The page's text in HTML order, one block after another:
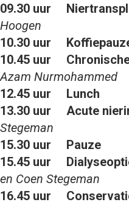
09.30 uur
Hoogen
10.30 uur
10.45 uur
Azam Nurmohammed
12.45 uur
Lunch
13.30 uur
Acute
Stegeman
15.30 uur
Pauze
15.45 uur
en Coen Stegeman
16.45 uur